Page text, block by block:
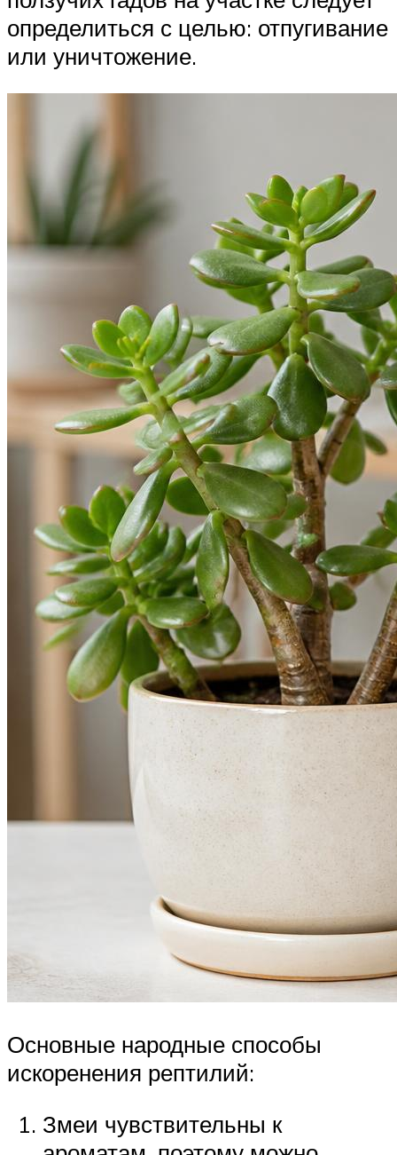
определиться с целью: отпугивание
или уничтожение.
Основные народные способы
искоренения рептилий:
Змеи чувствительны к